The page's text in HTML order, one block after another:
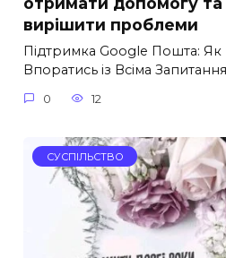
вирішити проблеми
Підтримка Google Пошта: Як
Впоратись із Всіма
0 12
СУСПІЛЬСТВО